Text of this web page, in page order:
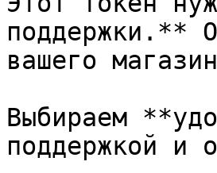
поддержки.**
вашего
Выбираем
поддержкой и